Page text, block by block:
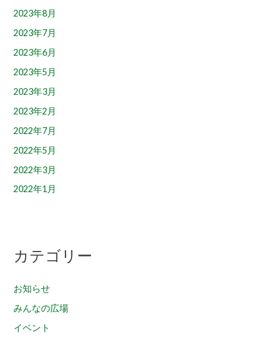
2023年8月
2023年7月
2023年6月
2023年5月
2023年3月
2023年2月
2022年7月
2022年5月
2022年3月
2022年1月
カテゴリー
お知らせ
みんなの広場
イベント